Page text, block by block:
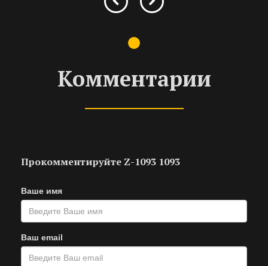
Комментарии
Прокомментируйте Z-1093 1093
Ваше имя
Ваш email